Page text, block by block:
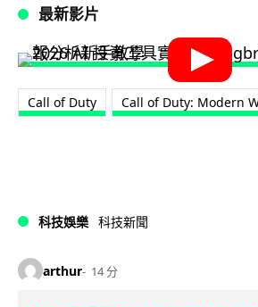
最新影片
Call of Duty Call of Duty: Modern
科技娛樂 科技新聞
arthur 14 分